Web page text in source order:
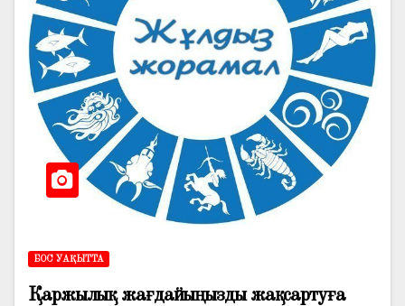
БОС УАҚЫТТА
Қаржылық жағдайыңызды жақсартуға